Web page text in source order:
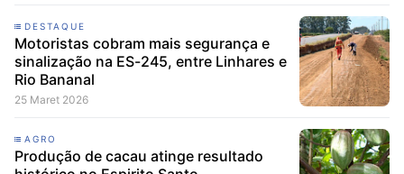
DESTAQUE
Motoristas cobram mais segurança e
sinalização na ES-245, entre Linhares e
Rio Bananal
25 Maret 2026
AGRO
Produção de cacau atinge resultado